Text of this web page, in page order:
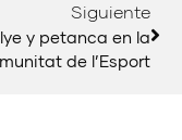
Siguiente
y petanca en la
de l’Esport